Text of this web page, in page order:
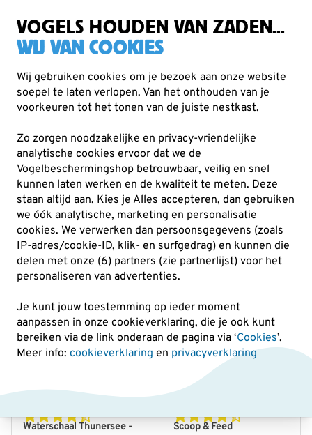
VOGELS HOUDEN VAN ZADEN...
WIJ VAN COOKIES
Wij gebruiken cookies om je bezoek aan onze website
soepel te laten verlopen. Van het onthouden van je
voorkeuren tot het tonen van de juiste nestkast.
Zo zorgen noodzakelijke en privacy-vriendelijke
analytische cookies ervoor dat we de
Vogelbeschermingshop betrouwbaar, veilig en snel
kunnen laten werken en de kwaliteit te meten. Deze
staan altijd aan. Kies je Alles accepteren, dan gebruiken
we óók analytische, marketing en personalisatie
cookies. We verwerken dan persoonsgegevens (zoals
IP-adres/cookie-ID, klik- en surfgedrag) en kunnen die
delen met onze (6) partners (zie partnerlijst) voor het
personaliseren van advertenties.
Je kunt jouw toestemming op ieder moment
aanpassen in onze cookieverklaring, die je ook kunt
bereiken via de link onderaan de pagina via ‘Cookies’.
Meer info: cookieverklaring en privacyverklaring
Voederhuisjes & -silo's
Het vinden van de beste voederhuisjes voor je tuin is de
eerste stap in het creëren van een uitnodigende
omgeving voor wilde dieren. Hier vind je onz Lees meer
9producten
Waterschaal Thunersee -
Scoop & Feed